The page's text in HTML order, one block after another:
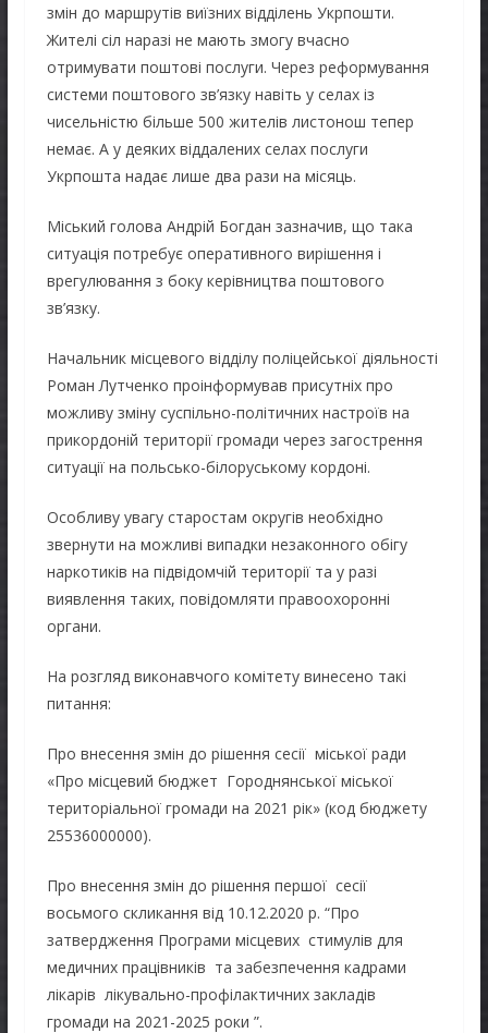
змін до маршрутів виїзних відділень Укрпошти.
Жителі сіл наразі не мають змогу вчасно
отримувати поштові послуги. Через реформування
системи поштового зв’язку навіть у селах із
чисельністю більше 500 жителів листонош тепер
немає. А у деяких віддалених селах послуги
Укрпошта надає лише два рази на місяць.
Міський голова Андрій Богдан зазначив, що така
ситуація потребує оперативного вирішення і
врегулювання з боку керівництва поштового
зв’язку.
Начальник місцевого відділу поліцейської діяльності
Роман Лутченко проінформував присутніх про
можливу зміну суспільно-політичних настроїв на
прикордоній території громади через загострення
ситуації на польсько-білоруському кордоні.
Особливу увагу старостам округів необхідно
звернути на можливі випадки незаконного обігу
наркотиків на підвідомчій території та у разі
виявлення таких, повідомляти правоохоронні
органи.
На розгляд виконавчого комітету винесено такі
питання:
Про внесення змін до рішення сесії міської ради
«Про місцевий бюджет Городнянської міської
територіальної громади на 2021 рік» (код бюджету
25536000000).
Про внесення змін до рішення першої сесії
восьмого скликання від 10.12.2020 р. “Про
затвердження Програми місцевих стимулів для
медичних працівників та забезпечення кадрами
лікарів лікувально-профілактичних закладів
громади на 2021-2025 роки ”.